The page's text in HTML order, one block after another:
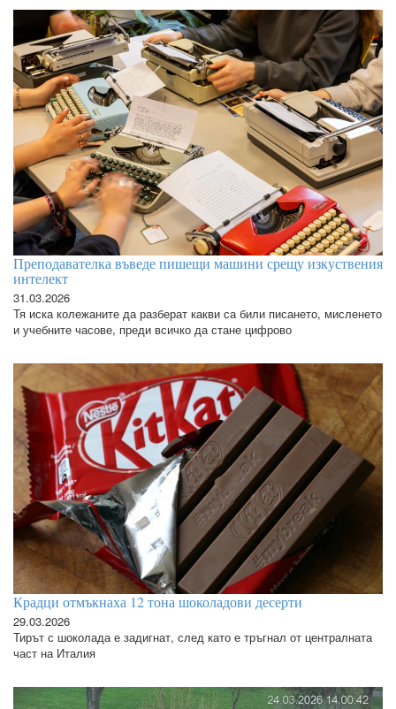
Преподавателка въведе пишещи машини срещу изкуствения
интелект
31.03.2026
Тя иска колежаните да разберат какви са били писането, мисленето
и учебните часове, преди всичко да стане цифрово
Крадци отмъкнаха 12 тона шоколадови десерти
29.03.2026
Тирът с шоколада е задигнат, след като е тръгнал от централната
част на Италия